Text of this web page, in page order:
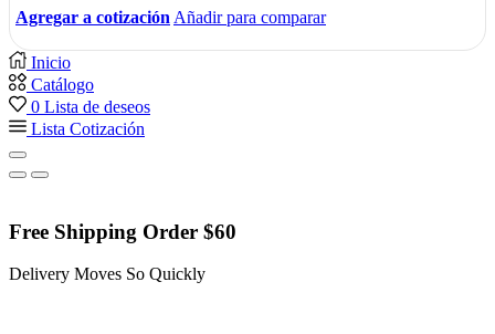
Agregar a cotización Añadir para comparar
Inicio
Catálogo
0 Lista de deseos
Lista Cotización
Free Shipping Order $60
Delivery Moves So Quickly